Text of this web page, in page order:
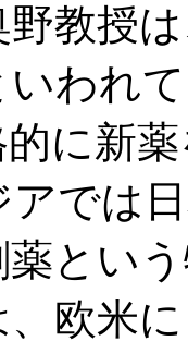
教授
われ
に新
では
とい
欧米